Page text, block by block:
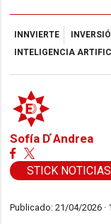
INNVIERTE
INTELIGENCIA
Sofía D ́Andrea
STICK
Publicado: 21/04/2026 ·